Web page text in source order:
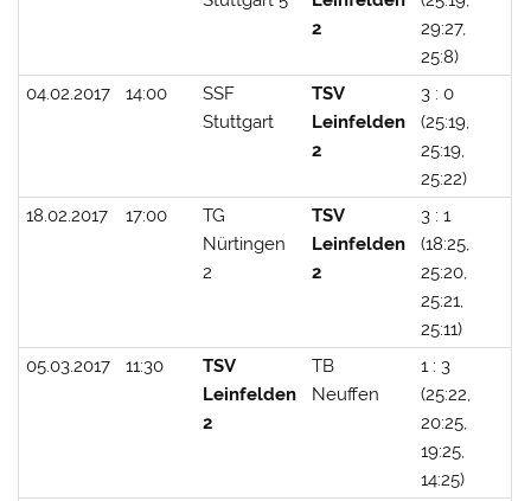
2
29:27,
25:8)
04.02.2017
14:00
SSF
Stuttgart
TSV
Leinfelden
2
3 : 0
(25:19,
25:19,
25:22)
18.02.2017
17:00
TG
Nürtingen
2
TSV
Leinfelden
2
3 : 1
(18:25,
25:20,
25:21,
25:11)
05.03.2017
11:30
TSV
Leinfelden
2
TB
Neuffen
1 : 3
(25:22,
20:25,
19:25,
14:25)